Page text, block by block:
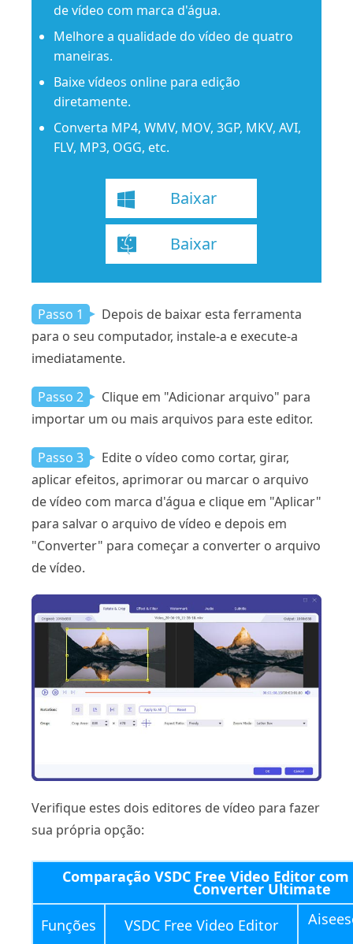
de vídeo com marca d'água.
Melhore a qualidade do vídeo de quatro
maneiras.
Baixe vídeos online para edição
diretamente.
Converta MP4, WMV, MOV, 3GP, MKV, AVI,
FLV, MP3, OGG, etc.
Baixar
Baixar
Passo 1
Depois de baixar esta ferramenta
para o seu computador, instale-a e execute-a
imediatamente.
Passo 2
Clique em "Adicionar arquivo" para
importar um ou mais arquivos para este editor.
Passo 3
Edite o vídeo como cortar, girar,
aplicar efeitos, aprimorar ou marcar o arquivo
de vídeo com marca d'água e clique em "Aplicar"
para salvar o arquivo de vídeo e depois em
"Converter" para começar a converter o arquivo
de vídeo.
Verifique estes dois editores de vídeo para fazer
sua própria opção:
Comparação VSDC Free Video Editor
Converter Ultimate
Funções
VSDC Free Video Editor